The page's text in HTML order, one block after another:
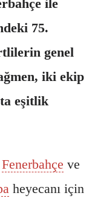
ile
75.
genel
iki ekip
eşitlik
Fenerbahçe ve
heyecanı için